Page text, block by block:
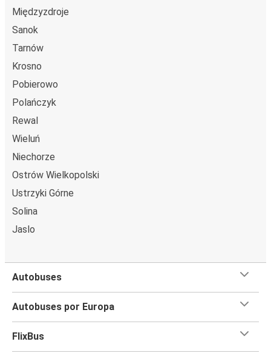
Międzyzdroje
Sanok
Tarnów
Krosno
Pobierowo
Polańczyk
Rewal
Wieluń
Niechorze
Ostrów Wielkopolski
Ustrzyki Górne
Solina
Jaslo
Autobuses
Autobuses por Europa
FlixBus